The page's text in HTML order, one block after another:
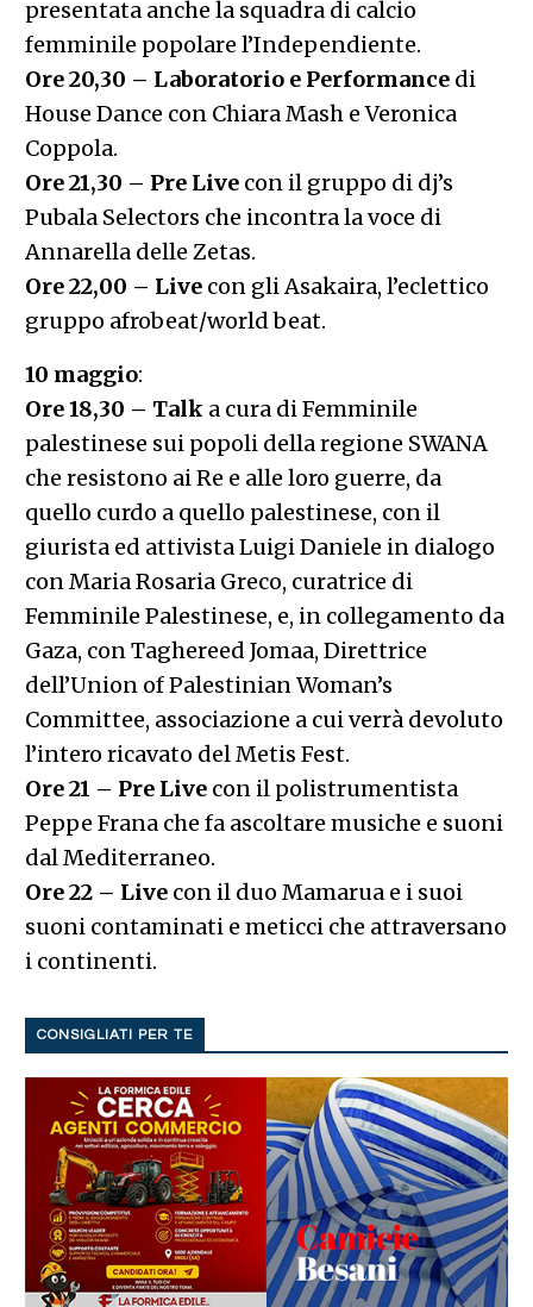
presentata anche la squadra di calcio
femminile popolare l’Independiente.
Ore 20,30 – Laboratorio e Performancedi
House Dance con Chiara Mash e Veronica
Coppola.
Ore 21,30 – Pre Livecon il gruppo di dj’s
Pubala Selectors che incontra la voce di
Annarella delle Zetas.
Ore 22,00 – Livecon gli Asakaira, l’eclettico
gruppo afrobeat/world beat.
10 maggio:
Ore 18,30 – Talk a cura di Femminile
palestinese sui popoli della regione SWANA
che resistono ai Re e alle loro guerre, da
quello curdo a quello palestinese, con il
giurista ed attivista Luigi Daniele in dialogo
con Maria Rosaria Greco, curatrice di
Femminile Palestinese, e, in collegamento da
Gaza, con Taghereed Jomaa, Direttrice
dell’Union of Palestinian Woman’s
Committee, associazione a cui verrà devoluto
l’intero ricavato del Metis Fest.
Ore 21 – Pre Livecon il polistrumentista
Peppe Frana che fa ascoltare musiche e suoni
dal Mediterraneo.
Ore 22 – Livecon il duo Mamarua e i suoi
suoni contaminati e meticci che attraversano
i continenti.
CONSIGLIATI PER TE